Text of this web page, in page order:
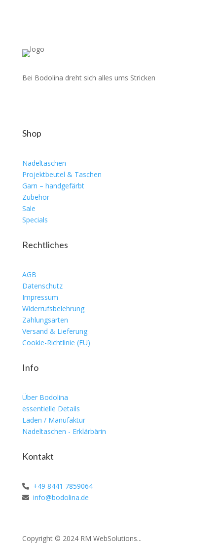
Bei Bodolina dreht sich alles ums Stricken
Shop
Nadeltaschen
Projektbeutel & Taschen
Garn – handgefärbt
Zubehör
Sale
Specials
Rechtliches
AGB
Datenschutz
Impressum
Widerrufsbelehrung
Zahlungsarten
Versand & Lieferung
Cookie-Richtlinie (EU)
Info
Über Bodolina
essentielle Details
Laden / Manufaktur
Nadeltaschen - Erklärbärin
Kontakt
+49 8441 7859064
info@bodolina.de
Copyright © 2024 RM WebSolutions...